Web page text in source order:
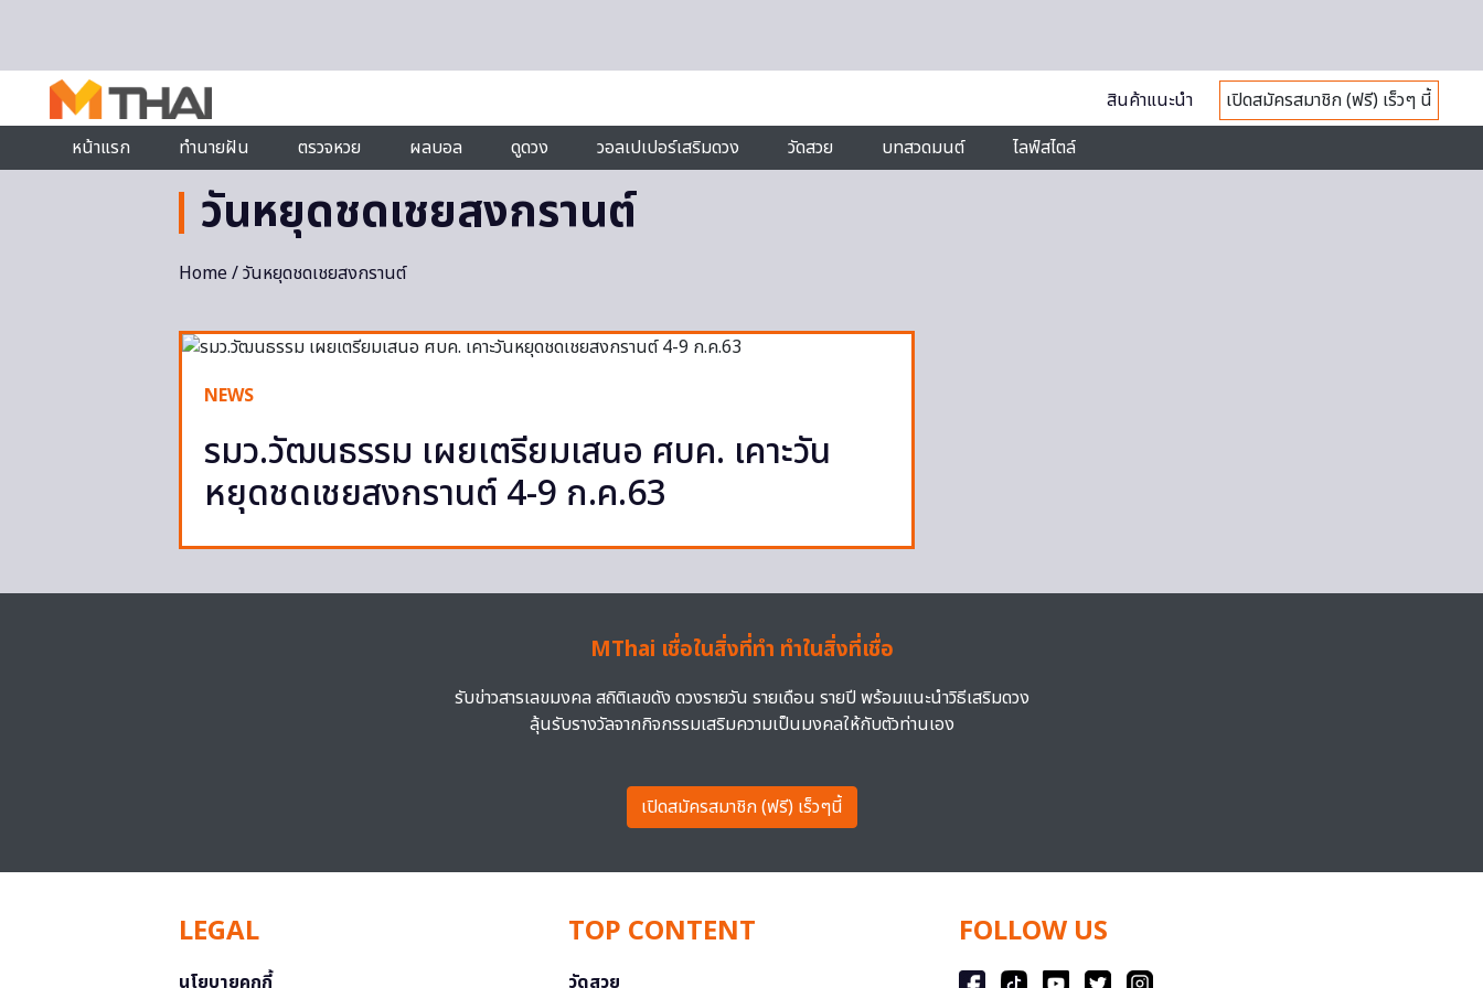
สินค้าแนะนำ
เปิดสมัครสมาชิก (ฟรี) เร็วๆ นี้
หน้าแรก
ทำนายฝัน ตรวจหวย ผลบอล ดูดวง วอลเปเปอร์เสริมดวง วัดสวย บทสวดมนต์ ไลฟ์สไตล์
วันหยุดชดเชยสงกรานต์
Home/ วันหยุดชดเชยสงกรานต์
NEWS
รมว.วัฒนธรรม เผยเตรียมเสนอ ศบค. เคาะวัน
หยุดชดเชยสงกรานต์ 4-9 ก.ค.63
MThai เชื่อในสิ่งที่ทำ ทำในสิ่งที่เชื่อ
รับข่าวสารเลขมงคล สถิติเลขดัง ดวงรายวัน รายเดือน รายปี พร้อมแนะนำวิธีเสริมดวง
ลุ้นรับรางวัลจากกิจกรรมเสริมความเป็นมงคลให้กับตัวท่านเอง
เปิดสมัครสมาชิก (ฟรี) เร็วๆนี้
LEGAL
นโยบายคุกกี้
TOP CONTENT
วัดสวย
FOLLOW US